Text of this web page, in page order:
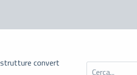
convertito in legge: novità per